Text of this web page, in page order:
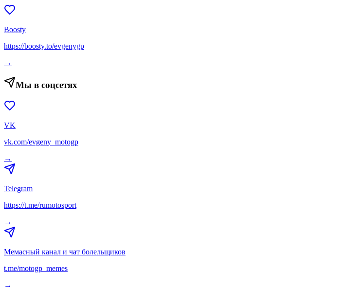
Boosty
https://boosty.to/evgenygp
→
Мы в соцсетях
VK
vk.com/evgeny_motogp
→
Telegram
https://t.me/rumotosport
→
Мемасный канал и чат болельщиков
t.me/motogp_memes
→